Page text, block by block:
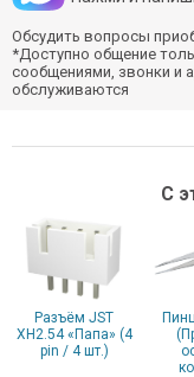
Обсудить вопросы
*Доступно общение
сообщениями, звонки и
обслуживаются
С
Разъём JST
XH2.54 «Папа» (4
pin / 4 шт.)